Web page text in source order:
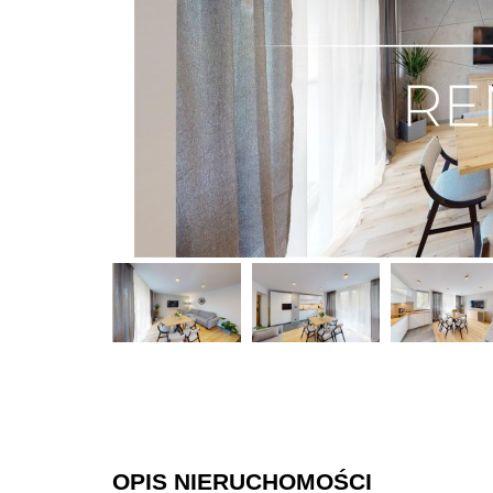
OPIS NIERUCHOMOŚCI